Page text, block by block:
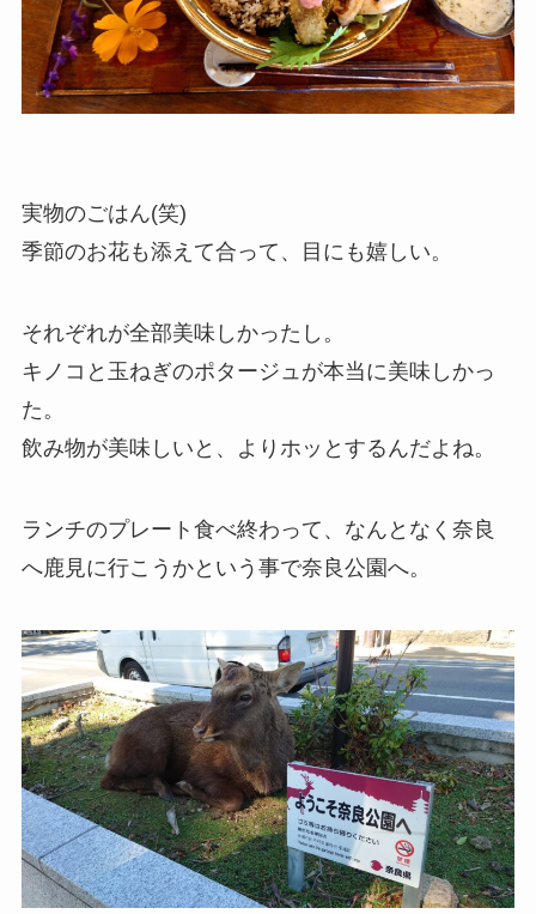
実物のごはん(笑)
季節のお花も添えて合って、目にも嬉しい。
それぞれが全部美味しかったし。
キノコと玉ねぎのポタージュが本当に美味しかっ
た。
飲み物が美味しいと、よりホッとするんだよね。
ランチのプレート食べ終わって、なんとなく奈良
へ鹿見に行こうかという事で奈良公園へ。